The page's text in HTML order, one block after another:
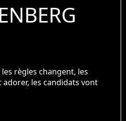
les règles changent, les
les candidats vont